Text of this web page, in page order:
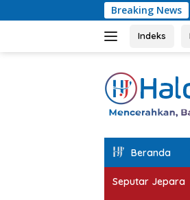
ke
Breaking News
Proyek Betonisasi
Indeks
Beranda
Seputar Jepara